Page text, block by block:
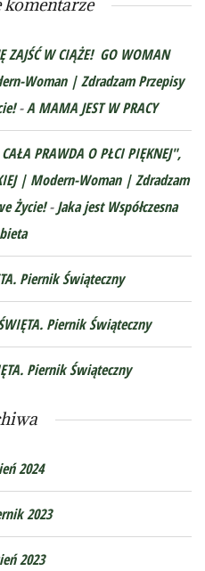
ZAJŚĆ W CIĄŻE! GO WOMAN
Woman | Zdradzam Przepisy
-A MAMA JEST W PRACY
PRAWDA O PŁCI PIĘKNEJ",
| Modern-Woman | Zdradzam
Życie!-Jaka jest Współczesna
Piernik Świąteczny
Piernik Świąteczny
Piernik Świąteczny
2024
2023
2023